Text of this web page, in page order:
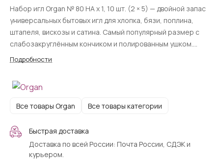
Набор игл Organ № 80 HA x 1, 10 шт. (2 × 5) — двойной запас
универсальных бытовых игл для хлопка, бязи, поплина,
штапеля, вискозы и сатина. Самый популярный размер с
слабозакруглённым кончиком и полированным ушком.
Стандарт 130/705H совместим с Brother, Janome, SINGER,
Подробности
Все товары Organ Все товары категории
Быстрая доставка
Доставка по всей России: Почта России, СДЭК и
курьером.